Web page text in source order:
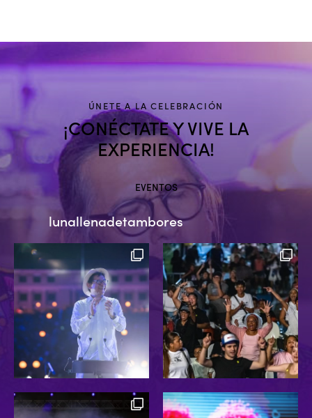
ÚNETE A LA CELEBRACIÓN
¡CONÉCTATE Y VIVE LA
EXPERIENCIA!
EVENTOS
lunallenadetambores